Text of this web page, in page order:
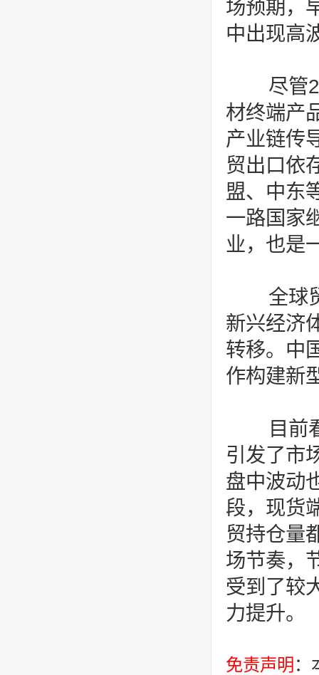
场预期，
中出现高
尽管
材终端产
产业链传
贸出口依
盟、中东
一路国家
业，也是
全球
新兴经济
转移。中
作构建新
目前
引发了市
盘中波动
段，现货
贸持仓量
场节奏，
受到了较
力提升。
免责声明 ：